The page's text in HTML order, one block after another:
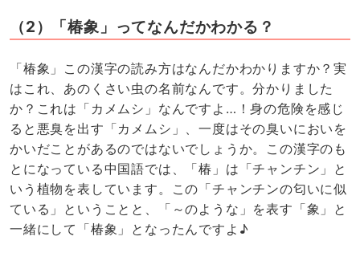
（2）「椿象」ってなんだかわかる？
「椿象」この漢字の読み方はなんだかわかりますか？実
はこれ、あのくさい虫の名前なんです。分かりました
か？これは「カメムシ」なんですよ…！身の危険を感じ
ると悪臭を出す「カメムシ」、一度はその臭いにおいを
かいだことがあるのではないでしょうか。この漢字のも
とになっている中国語では、「椿」は「チャンチン」と
いう植物を表しています。この「チャンチンの匂いに似
ている」ということと、「～のような」を表す「象」と
一緒にして「椿象」となったんですよ♪